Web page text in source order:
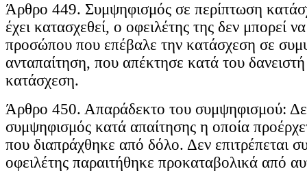
Άρθρο 449. Συμψηφισμός σε περίπτωση
έχει κατασχεθεί, ο οφειλέτης της δεν μπορεί
προσώπου που επέβαλε την κατάσχεση σε
ανταπαίτηση, που απέκτησε κατά του
κατάσχεση.
Άρθρο 450. Απαράδεκτο του συμψηφισμού:
συμψηφισμός κατά απαίτησης η οποία
που διαπράχθηκε από δόλο. Δεν επιτρέπεται
οφειλέτης παραιτήθηκε προκαταβολικά από